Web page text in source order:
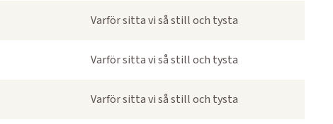
Varför sitta vi så still och tysta
Varför sitta vi så still och tysta
Varför sitta vi så still och tysta